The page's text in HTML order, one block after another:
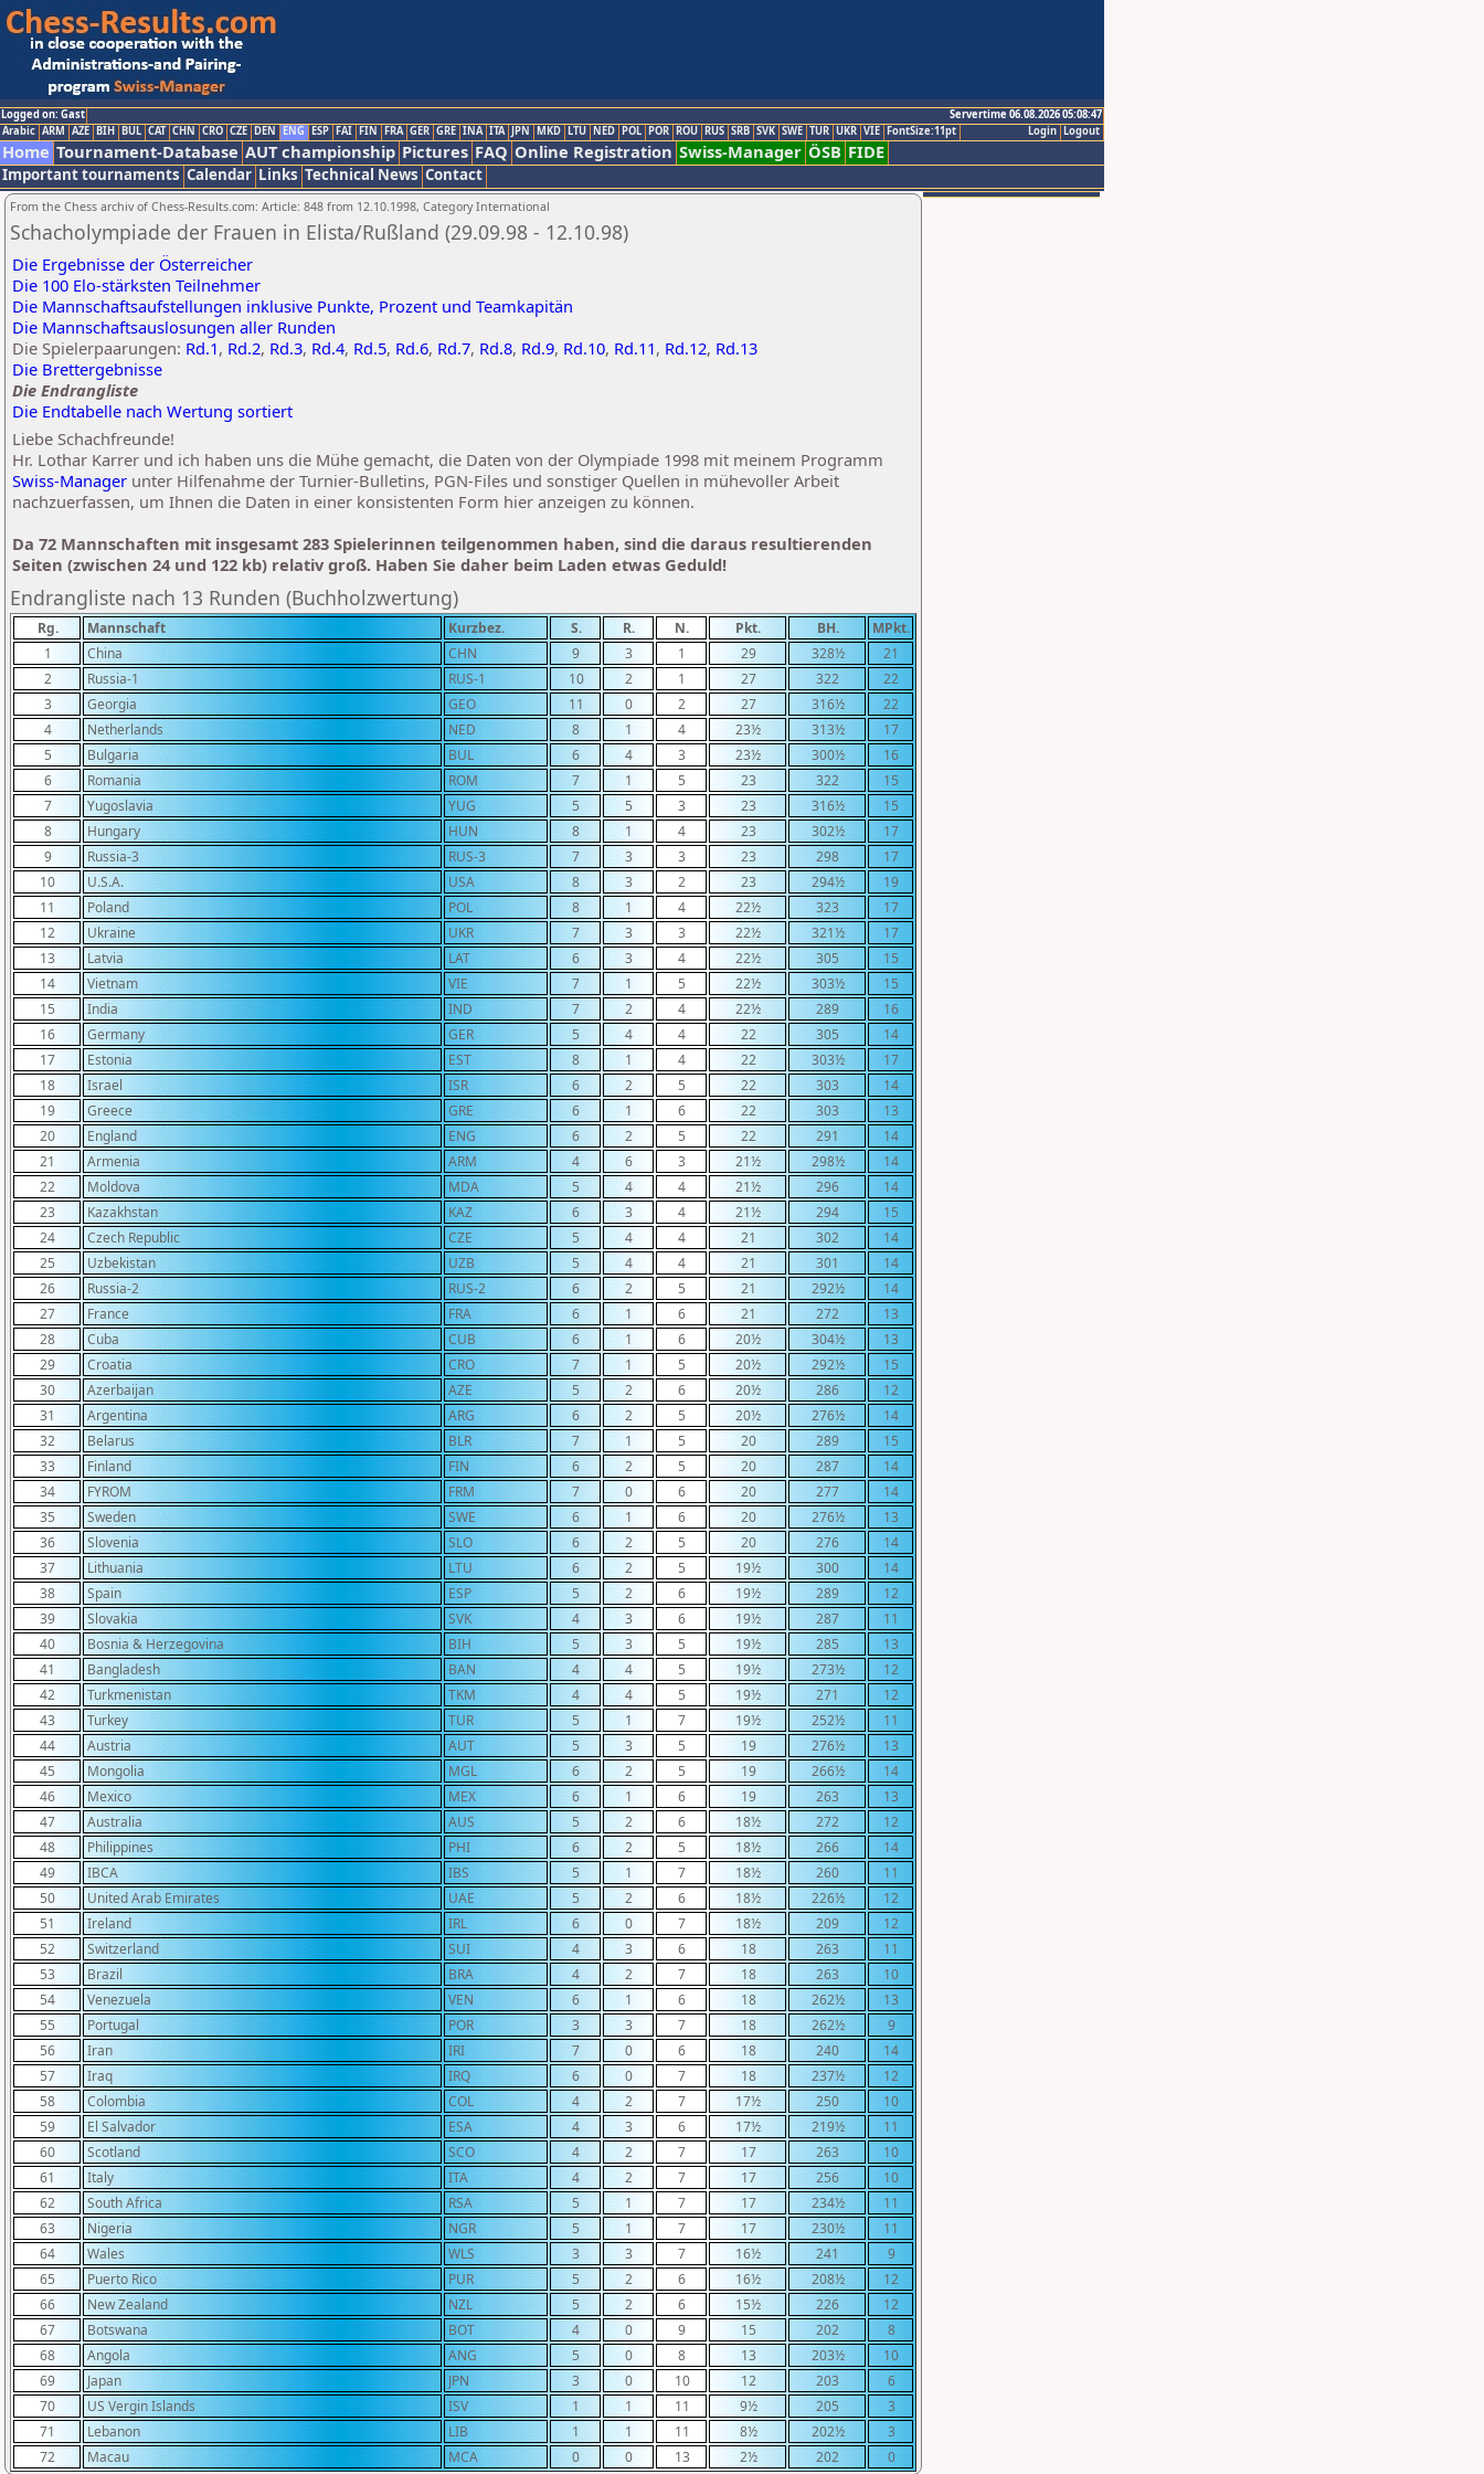
Logged on: Gast
Servertime 06.08.2026 05:08:47
Logout
Login
Arabic ARM AZE BIH BUL CAT CHN CRO CZE DEN ENG ESP FAI FIN FRA GER GRE INA ITA JPN MKD LTU NED POL POR ROU RUS SRB SVK SWE TUR UKR VIE FontSize:11pt
Home Tournament-Database AUT championship Pictures FAQ Online Registration Swiss-Manager ÖSB FIDE
Important tournaments Calendar Links Technical News Contact
From the Chess archiv of Chess-Results.com: Article: 848 from 12.10.1998, Category International
Schacholympiade der Frauen in Elista/Rußland (29.09.98 - 12.10.98)
Die Ergebnisse der Österreicher
Die 100 Elo-stärksten Teilnehmer
Die Mannschaftsaufstellungen inklusive Punkte, Prozent und Teamkapitän
Die Mannschaftsauslosungen aller Runden
Die Spielerpaarungen: Rd.1, Rd.2, Rd.3, Rd.4, Rd.5, Rd.6, Rd.7, Rd.8, Rd.9, Rd.10, Rd.11, Rd.12, Rd.13
Die Brettergebnisse
Die Endrangliste
Die Endtabelle nach Wertung sortiert
Liebe Schachfreunde!
Hr. Lothar Karrer und ich haben uns die Mühe gemacht, die Daten von der Olympiade 1998 mit meinem Programm
Swiss-Manager unter Hilfenahme der Turnier-Bulletins, PGN-Files und sonstiger Quellen in mühevoller Arbeit
nachzuerfassen, um Ihnen die Daten in einer konsistenten Form hier anzeigen zu können.
Da 72 Mannschaften mit insgesamt 283 Spielerinnen teilgenommen haben, sind die daraus resultierenden
Seiten (zwischen 24 und 122 kb) relativ groß. Haben Sie daher beim Laden etwas Geduld!
Endrangliste nach 13 Runden (Buchholzwertung)
Rg. Mannschaft Kurzbez. S. R. N. Pkt. BH.
MPkt.
1
China CHN 9 3 1 29 328½
21
2
Russia-1 RUS-1 10 2 1 27 322
22
3
Georgia GEO 11 0 2 27 316½
22
4
Netherlands NED 8 1 4 23½ 313½
17
5
Bulgaria BUL 6 4 3 23½ 300½
16
6
Romania ROM 7 1 5 23 322
15
7
Yugoslavia YUG 5 5 3 23 316½
15
8
Hungary HUN 8 1 4 23 302½
17
9
Russia-3 RUS-3 7 3 3 23 298
17
10
U.S.A. USA 8 3 2 23 294½
19
11
Poland POL 8 1 4 22½ 323
17
12
Ukraine UKR 7 3 3 22½ 321½
17
13
Latvia LAT 6 3 4 22½ 305
15
14
Vietnam VIE 7 1 5 22½ 303½
15
15
India IND 7 2 4 22½ 289
16
16
Germany GER 5 4 4 22 305
14
17
Estonia EST 8 1 4 22 303½
17
18
Israel ISR 6 2 5 22 303
14
19
Greece GRE 6 1 6 22 303
13
20
England ENG 6 2 5 22 291
14
21
Armenia ARM 4 6 3 21½ 298½
14
22
Moldova MDA 5 4 4 21½ 296
14
23
Kazakhstan KAZ 6 3 4 21½ 294
15
24
Czech Republic CZE 5 4 4 21 302
14
25
Uzbekistan UZB 5 4 4 21 301
14
26
Russia-2 RUS-2 6 2 5 21 292½
14
27
France FRA 6 1 6 21 272
13
28
Cuba CUB 6 1 6 20½ 304½
13
29
Croatia CRO 7 1 5 20½ 292½
15
30
Azerbaijan AZE 5 2 6 20½ 286
12
31
Argentina ARG 6 2 5 20½ 276½
14
32
Belarus BLR 7 1 5 20 289
15
33
Finland FIN 6 2 5 20 287
14
34
FYROM FRM 7 0 6 20 277
14
35
Sweden SWE 6 1 6 20 276½
13
36
Slovenia SLO 6 2 5 20 276
14
37
Lithuania LTU 6 2 5 19½ 300
14
38
Spain ESP 5 2 6 19½ 289
12
39
Slovakia SVK 4 3 6 19½ 287
11
40
Bosnia & Herzegovina BIH 5 3 5 19½ 285
13
41
Bangladesh BAN 4 4 5 19½ 273½
12
42
Turkmenistan TKM 4 4 5 19½ 271
12
43
Turkey TUR 5 1 7 19½ 252½
11
44
Austria AUT 5 3 5 19 276½
13
45
Mongolia MGL 6 2 5 19 266½
14
46
Mexico MEX 6 1 6 19 263
13
47
Australia AUS 5 2 6 18½ 272
12
48
Philippines PHI 6 2 5 18½ 266
14
49
IBCA IBS 5 1 7 18½ 260
11
50
United Arab Emirates UAE 5 2 6 18½ 226½
12
51
Ireland IRL 6 0 7 18½ 209
12
52
Switzerland SUI 4 3 6 18 263
11
53
Brazil BRA 4 2 7 18 263
10
54
Venezuela VEN 6 1 6 18 262½
13
55
Portugal POR 3 3 7 18 262½
9
56
Iran IRI 7 0 6 18 240
14
57
Iraq IRQ 6 0 7 18 237½
12
58
Colombia COL 4 2 7 17½ 250
10
59
El Salvador ESA 4 3 6 17½ 219½
11
60
Scotland SCO 4 2 7 17 263
10
61
Italy ITA 4 2 7 17 256
10
62
South Africa RSA 5 1 7 17 234½
11
63
Nigeria NGR 5 1 7 17 230½
11
64
Wales WLS 3 3 7 16½ 241
9
65
Puerto Rico PUR 5 2 6 16½ 208½
12
66
New Zealand NZL 5 2 6 15½ 226
12
67
Botswana BOT 4 0 9 15 202
8
68
Angola ANG 5 0 8 13 203½
10
69
Japan JPN 3 0 10 12 203
6
70
US Vergin Islands ISV 1 1 11 9½ 205
3
71
Lebanon LIB 1 1 11 8½ 202½
3
72
Macau MCA 0 0 13 2½ 202 0